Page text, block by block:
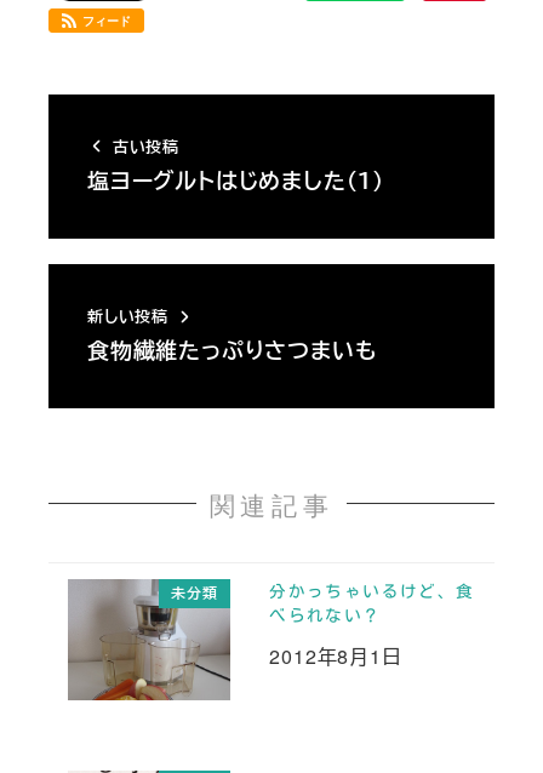
フィード
古い投稿
塩ヨーグルトはじめました（１）
新しい投稿
食物繊維たっぷりさつまいも
関連記事
未分類
分かっちゃいるけど、食
べられない？
投稿日
2012年8月1日